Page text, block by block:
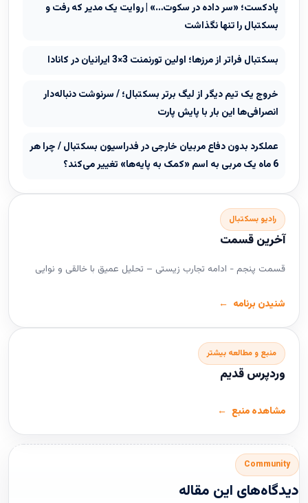
پادکست؛ «سر داده در سکوت…» | روایت یک مدیر که رفت و
بسکتبال را تنها نگذاشت
بسکتبال فراتر از مرزها؛ اولین تورنمنت 3×3 ایرانیان در کانادا
خروج یک تیم دیگر از لیگ برتر بسکتبال؛ / سرنوشت دنباله‌دار
انصرافی‌ها این بار با پایش پارت
عملکرد بدون دفاع مربیان خارجی در فدراسیون بسکتبال / چرا هر
6 ماه یک مربی به اسم «کمک به پایه‌ها» تغییر می‌کند؟
رادیو بسکتبال
آخرین قسمت
قسمت پنجم - ادامه تجارب زیستی – تحلیل عمیق با خالقی و نوایی
شنیدن برنامه
منبع و مطالعه بیشتر
وردپرس قدیم
مشاهده منبع
Community
دیدگاه‌های این مقاله